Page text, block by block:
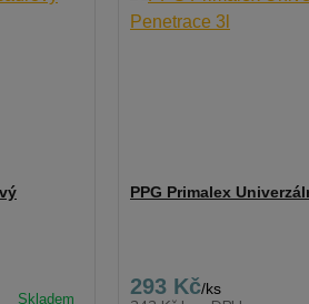
PPG Primalex
293 Kč/ks